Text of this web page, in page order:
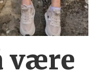
være